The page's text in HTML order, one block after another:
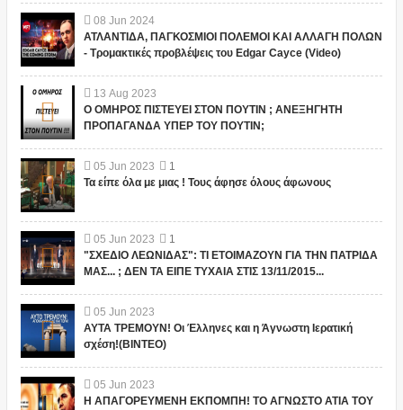
08 Jun 2024
ΑΤΛΑΝΤΙΔΑ, ΠΑΓΚΟΣΜΙΟΙ ΠΟΛΕΜΟΙ ΚΑΙ ΑΛΛΑΓΗ ΠΟΛΩΝ
- Τρομακτικές προβλέψεις του Edgar Cayce (Video)
13 Aug 2023
Ο ΟΜΗΡΟΣ ΠΙΣΤΕΥΕΙ ΣΤΟΝ ΠΟΥΤΙΝ ; ΑΝΕΞΗΓΗΤΗ
ΠΡΟΠΑΓΑΝΔΑ ΥΠΕΡ ΤΟΥ ΠΟΥΤΙΝ;
05 Jun 2023
1
Τα είπε όλα με μιας ! Τους άφησε όλους άφωνους
05 Jun 2023
1
"ΣΧΕΔΙΟ ΛΕΩΝΙΔΑΣ": ΤΙ ΕΤΟΙΜΑΖΟΥΝ ΓΙΑ ΤΗΝ ΠΑΤΡΙΔΑ
ΜΑΣ... ; ΔΕΝ ΤΑ ΕΙΠΕ ΤΥΧΑΙΑ ΣΤΙΣ 13/11/2015...
05 Jun 2023
ΑΥΤΑ ΤΡΕΜΟΥΝ! Οι Έλληνες και η Άγνωστη Ιερατική
σχέση!(ΒΙΝΤΕΟ)
05 Jun 2023
Η ΑΠΑΓΟΡΕΥΜΕΝΗ ΕΚΠΟΜΠΗ! ΤΟ ΑΓΝΩΣΤΟ ΑΤΙΑ ΤΟΥ